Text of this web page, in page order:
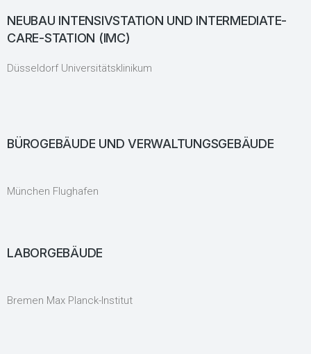
NEUBAU INTENSIVSTATION UND INTERMEDIATE-
CARE-STATION (IMC)
Düsseldorf Universitätsklinikum
BÜROGEBÄUDE UND VERWALTUNGSGEBÄUDE
München Flughafen
LABORGEBÄUDE
Bremen Max Planck-Institut